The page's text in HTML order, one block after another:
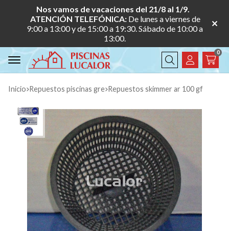
Nos vamos de vacaciones del 21/8 al 1/9.
ATENCIÓN TELEFÓNICA: De lunes a viernes de
9:00 a 13:00 y de 15:00 a 19:30. Sábado de 10:00 a
13:00.
Buscar
0
Inicio repuestos piscinas gre repuestos skimmer ar 100 gf